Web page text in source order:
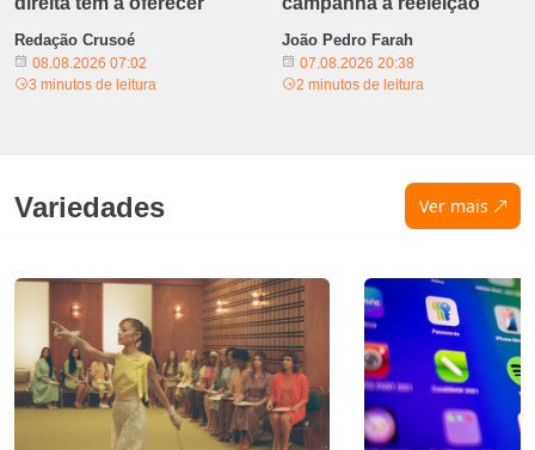
Redação Crusoé
08.08.2026 07:02
3 minutos de leitura
João Pedro Farah
07.08.2026 20:38
2 minutos de leitura
Variedades Ver mais